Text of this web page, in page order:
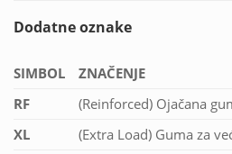
Dodatne oznake
SIMBOL
ZNAČENJE
RF
(Reinforced) Ojačana
XL
(Extra Load) Guma za